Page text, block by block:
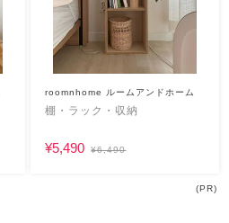
roomnhome ルームアンドホーム
棚・ラック・収納
¥5,490 ¥6,490
(PR)